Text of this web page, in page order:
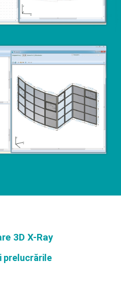
3D X-Ray
prelucrările